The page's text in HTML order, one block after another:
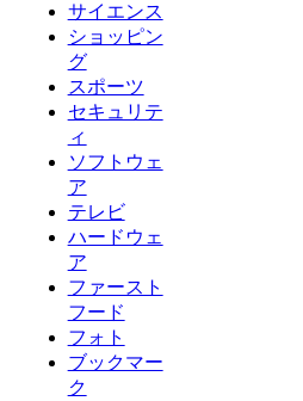
サイエンス
ショッピン
グ
スポーツ
セキュリテ
ィ
ソフトウェ
ア
テレビ
ハードウェ
ア
ファースト
フード
フォト
ブックマー
ク